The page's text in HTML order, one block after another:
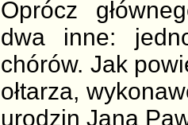
Oprócz
dwa inne:
chórów. Jak
ołtarza,
urodzin Jana